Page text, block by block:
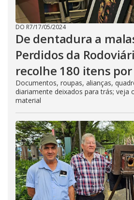
DO R7/17/05/2024
De dentadura a
Perdidos da
recolhe 180 itens
Documentos, roupas, alianças,
diariamente deixados para trás; veja
material